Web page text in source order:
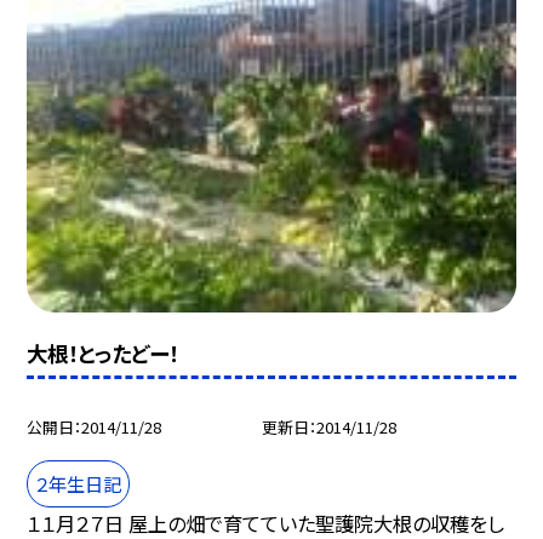
大根！とったどー！
公開日 2014/11/28 更新日 2014/11/28
２年生日記
１１月２７日 屋上の畑で育てていた聖護院大根の収穫をし